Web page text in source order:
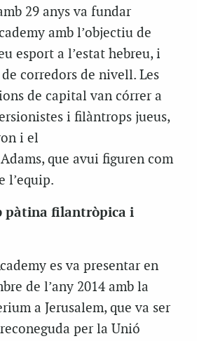
29 anys va fundar
amb l’objectiu de
esport a l’estat hebreu, i
corredors de nivell. Les
de capital van córrer a
i filàntrops jueus,
i el
que avui figuren com
l’equip.
pàtina filantròpica i
es va presentar en
de l’any 2014 amb la
a Jerusalem, que va ser
per la Unió